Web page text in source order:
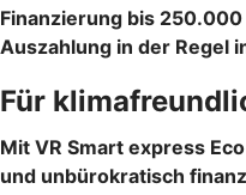
Finanzierung bis
Auszahlung in der Regel
Für
Mit VR Smart express
und unbürokratisch